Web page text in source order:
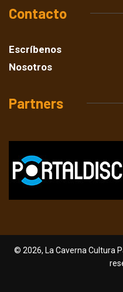
Contacto
Escríbenos
Nosotros
Partners
© 2026, La Caverna Cultura